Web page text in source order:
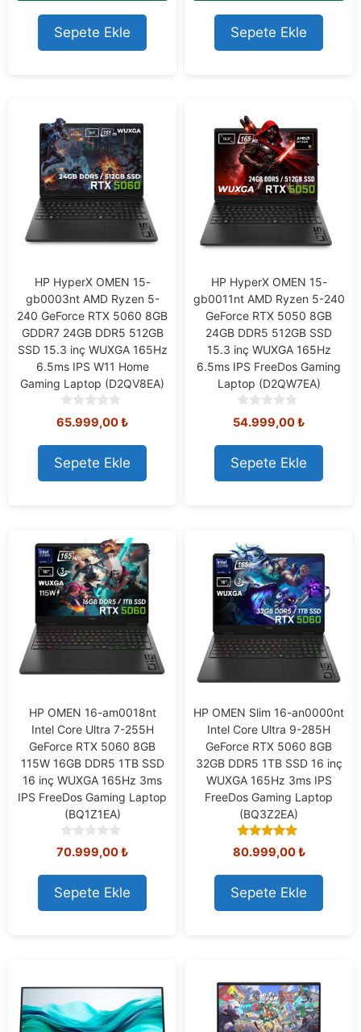
5
Sepete Ekle
5
Sepete Ekle
HP HyperX OMEN 15-
gb0003nt AMD Ryzen 5-
240 GeForce RTX 5060 8GB
GDDR7 24GB DDR5 512GB
SSD 15.3 inç WUXGA 165Hz
6.5ms IPS W11 Home
Gaming Laptop (D2QV8EA)
0
o
u
t
o
f
65.999,00₺
Sepete Ekle
HP HyperX OMEN 15-
gb0011nt AMD Ryzen 5-240
GeForce RTX 5050 8GB
24GB DDR5 512GB SSD
15.3 inç WUXGA 165Hz
6.5ms IPS FreeDos Gaming
Laptop (D2QW7EA)
0
o
u
t
o
f
54.999,00₺
Sepete Ekle
HP OMEN 16-am0018nt
Intel Core Ultra 7-255H
GeForce RTX 5060 8GB
115W 16GB DDR5 1TB SSD
16 inç WUXGA 165Hz 3ms
IPS FreeDos Gaming Laptop
(BQ1Z1EA)
0
o
u
t
o
f
70.999,00₺
Sepete Ekle
HP OMEN Slim 16-an0000nt
Intel Core Ultra 9-285H
GeForce RTX 5060 8GB
32GB DDR5 1TB SSD 16 inç
WUXGA 165Hz 3ms IPS
FreeDos Gaming Laptop
(BQ3Z2EA)
5.00
out of 5
80.999,00₺
Sepete Ekle